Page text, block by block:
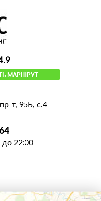
МАРШРУТ
т, 95Б, с.4
до 22:00